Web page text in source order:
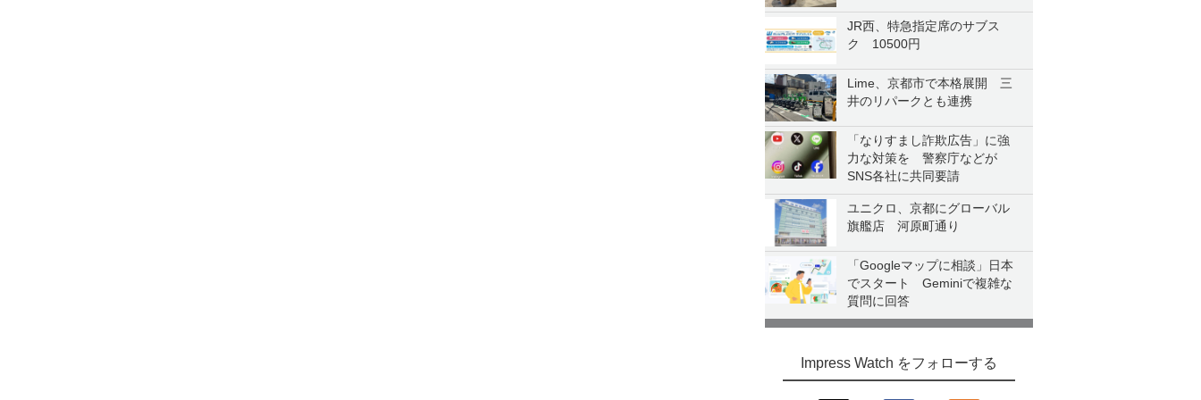
JR西、特急指定席のサブス
ク 10500円
Lime、京都市で本格展開 三
井のリパークとも連携
「なりすまし詐欺広告」に強
力な対策を 警察庁などが
SNS各社に共同要請
ユニクロ、京都にグローバル
旗艦店 河原町通り
「Googleマップに相談」日本
でスタート Geminiで複雑な
質問に回答
Impress Watch をフォローする